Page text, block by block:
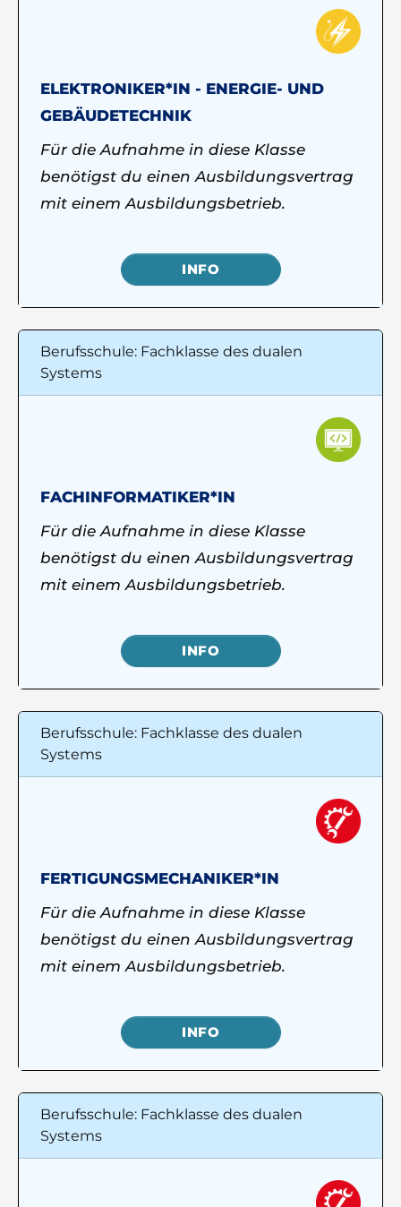
ELEKTRONIKER*IN - ENERGIE- UND
GEBÄUDETECHNIK
Für die Aufnahme in diese Klasse
benötigst du einen Ausbildungsvertrag
mit einem Ausbildungsbetrieb.
INFO
Berufsschule: Fachklasse des dualen
Systems
FACHINFORMATIKER*IN
Für die Aufnahme in diese Klasse
benötigst du einen Ausbildungsvertrag
mit einem Ausbildungsbetrieb.
INFO
Berufsschule: Fachklasse des dualen
Systems
FERTIGUNGSMECHANIKER*IN
Für die Aufnahme in diese Klasse
benötigst du einen Ausbildungsvertrag
mit einem Ausbildungsbetrieb.
INFO
Berufsschule: Fachklasse des dualen
Systems